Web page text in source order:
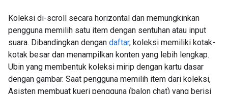
Koleksi di-scroll secara horizontal dan memungkinkan
pengguna memilih satu item dengan sentuhan atau input
suara. Dibandingkan dengan daftar, koleksi memiliki kotak-
kotak besar dan menampilkan konten yang lebih lengkap.
Ubin yang membentuk koleksi mirip dengan kartu dasar
dengan gambar. Saat pengguna memilih item dari koleksi,
Asisten membuat kueri pengguna (balon chat) yang berisi